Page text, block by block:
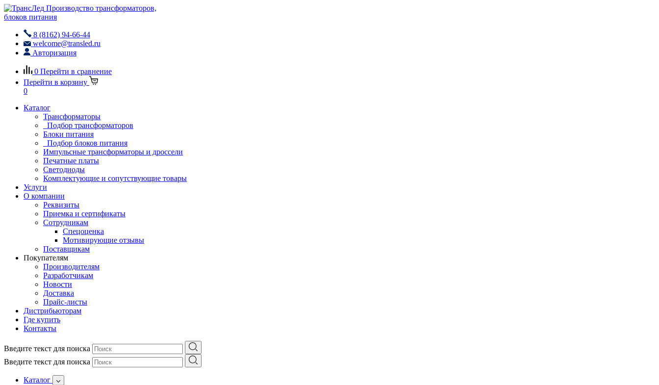
Производство трансформаторов,
блоков питания
8 (8162) 94-66-44
welcome@transled.ru
Авторизация
0 Перейти в сравнение
Перейти в корзину
0
Каталог
Трансформаторы
Подбор трансформаторов
Блоки питания
Подбор блоков питания
Импульсные трансформаторы и дроссели
Печатные платы
Светодиоды
Комплектующие и сопутствующие товары
Услуги
О компании
Реквизиты
Приемка и сертификаты
Сотрудникам
Спецоценка
Мотивирующие отзывы
Поставщикам
Покупателям
Производителям
Разработчикам
Новости
Доставка
Прайс-листы
Дистрибьюторам
Где купить
Контакты
Введите текст для поиска
Введите текст для поиска
Каталог